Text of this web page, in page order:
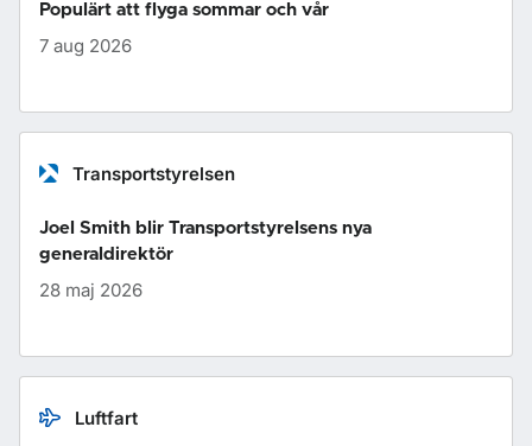
Populärt att flyga sommar och vår
7 aug 2026
Transportstyrelsen
Joel Smith blir Transportstyrelsens nya
generaldirektör
28 maj 2026
Luftfart